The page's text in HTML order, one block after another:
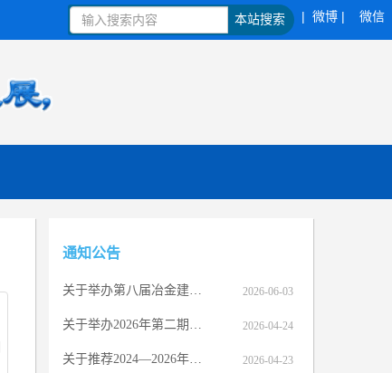
本站搜索 | 微博 | 微信
通知公告
关于举办第八届冶金建设行业 BIM大赛的通知 2026-06-03
关于举办2026年第二期压力管道设计审批人员专业提升培训（网络）班的通知 2026-04-24
关于推荐2024—2026年度中国安装之星拟推荐项目公示 2026-04-23